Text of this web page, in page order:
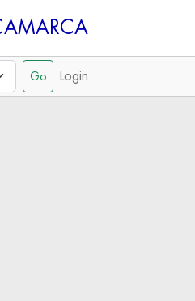
Login